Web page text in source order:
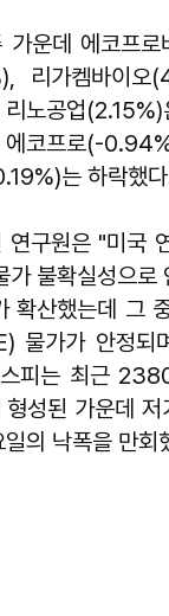
가운데 에코프
리가켐바이오
공업
코프로(-
는 하락했
구원은 "미국
불확실성으로
확산했는데 그
물가가 안정되
피는 최근
성된 가운데 저
의 낙폭을 만회